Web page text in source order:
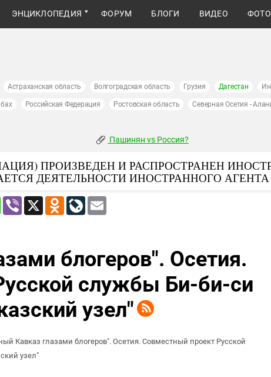
ЭНЦИКЛОПЕДИЯ ФОРУМ БЛОГИ ВИДЕО
Астраханская область Волгоградская область Грузия Дагестан
Российская Федерация Ростовская область Северная Осетия -
Пашинян vs Россия?
ПРОИЗВЕДЕН И РАСПРОСТРАНЕН
ДЕЯТЕЛЬНОСТИ ИНОСТРАННОГО
WhatsApp
Viber X Odnoklassniki
LiveJournal
блогеров". Осетия.
службы Би-би-си
узел"
Кавказ глазами блогеров". Осетия. Совместный проект Русской
узел"